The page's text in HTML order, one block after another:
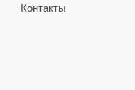
Контакты